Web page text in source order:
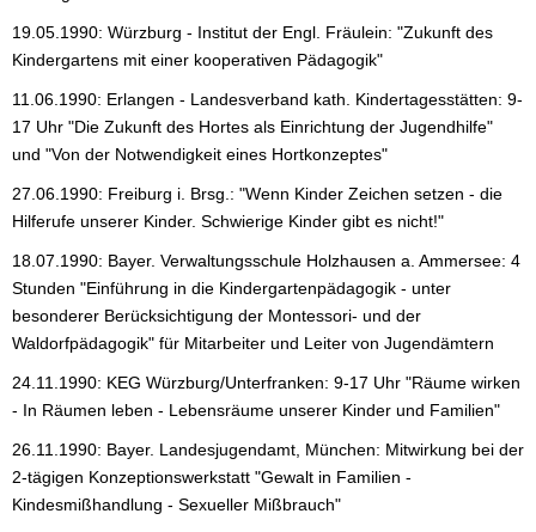
19.05.1990: Würzburg - Institut der Engl. Fräulein: "Zukunft des
Kindergartens mit einer kooperativen Pädagogik"
11.06.1990: Erlangen - Landesverband kath. Kindertagesstätten: 9-
17 Uhr "Die Zukunft des Hortes als Einrichtung der Jugendhilfe"
und "Von der Notwendigkeit eines Hortkonzeptes"
27.06.1990: Freiburg i. Brsg.: "Wenn Kinder Zeichen setzen - die
Hilferufe unserer Kinder. Schwierige Kinder gibt es nicht!"
18.07.1990: Bayer. Verwaltungsschule Holzhausen a. Ammersee: 4
Stunden "Einführung in die Kindergartenpädagogik - unter
besonderer Berücksichtigung der Montessori- und der
Waldorfpädagogik" für Mitarbeiter und Leiter von Jugendämtern
24.11.1990: KEG Würzburg/Unterfranken: 9-17 Uhr "Räume wirken
- In Räumen leben - Lebensräume unserer Kinder und Familien"
26.11.1990: Bayer. Landesjugendamt, München: Mitwirkung bei der
2-tägigen Konzeptionswerkstatt "Gewalt in Familien -
Kindesmißhandlung - Sexueller Mißbrauch"